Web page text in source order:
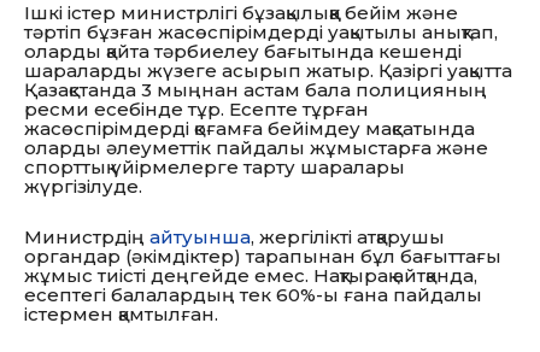
Ішкі істер министрлігі бұзақылыққа бейім және
тәртіп бұзған жасөспірімдерді уақытылы анықтап,
оларды қайта тәрбиелеу бағытында кешенді
шараларды жүзеге асырып жатыр. Қазіргі уақытта
Қазақстанда 3 мыңнан астам бала полицияның
ресми есебінде тұр. Есепте тұрған
жасөспірімдерді қоғамға бейімдеу мақсатында
оларды әлеуметтік пайдалы жұмыстарға және
спорттық үйірмелерге тарту шаралары
жүргізілуде.
Министрдің айтуынша, жергілікті атқарушы
органдар (әкімдіктер) тарапынан бұл бағыттағы
жұмыс тиісті деңгейде емес. Нақтырақ айтқанда,
есептегі балалардың тек 60%-ы ғана пайдалы
істермен қамтылған.